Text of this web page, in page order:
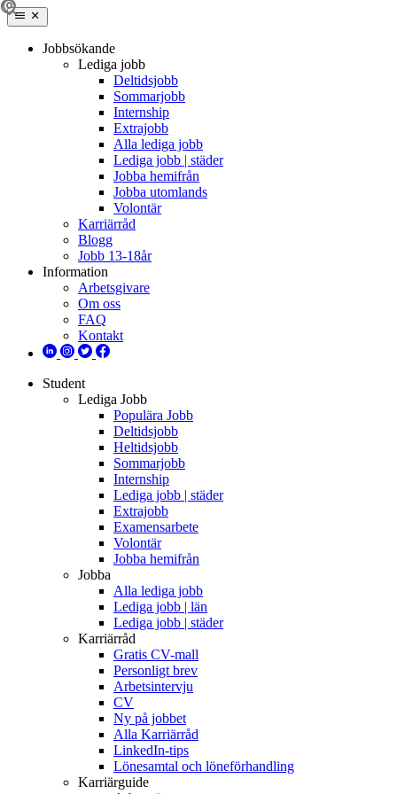
Jobbsökande
Lediga jobb
Deltidsjobb
Sommarjobb
Internship
Extrajobb
Alla lediga jobb
Lediga jobb | städer
Jobba hemifrån
Jobba utomlands
Volontär
Karriärråd
Blogg
Jobb 13-18år
Information
Arbetsgivare
Om oss
FAQ
Kontakt
Student
Lediga Jobb
Populära Jobb
Deltidsjobb
Heltidsjobb
Sommarjobb
Internship
Lediga jobb | städer
Extrajobb
Examensarbete
Volontär
Jobba hemifrån
Jobba
Alla lediga jobb
Lediga jobb | län
Lediga jobb | städer
Karriärråd
Gratis CV-mall
Personligt brev
Arbetsintervju
CV
Ny på jobbet
Alla Karriärråd
LinkedIn-tips
Lönesamtal och löneförhandling
Karriärguide